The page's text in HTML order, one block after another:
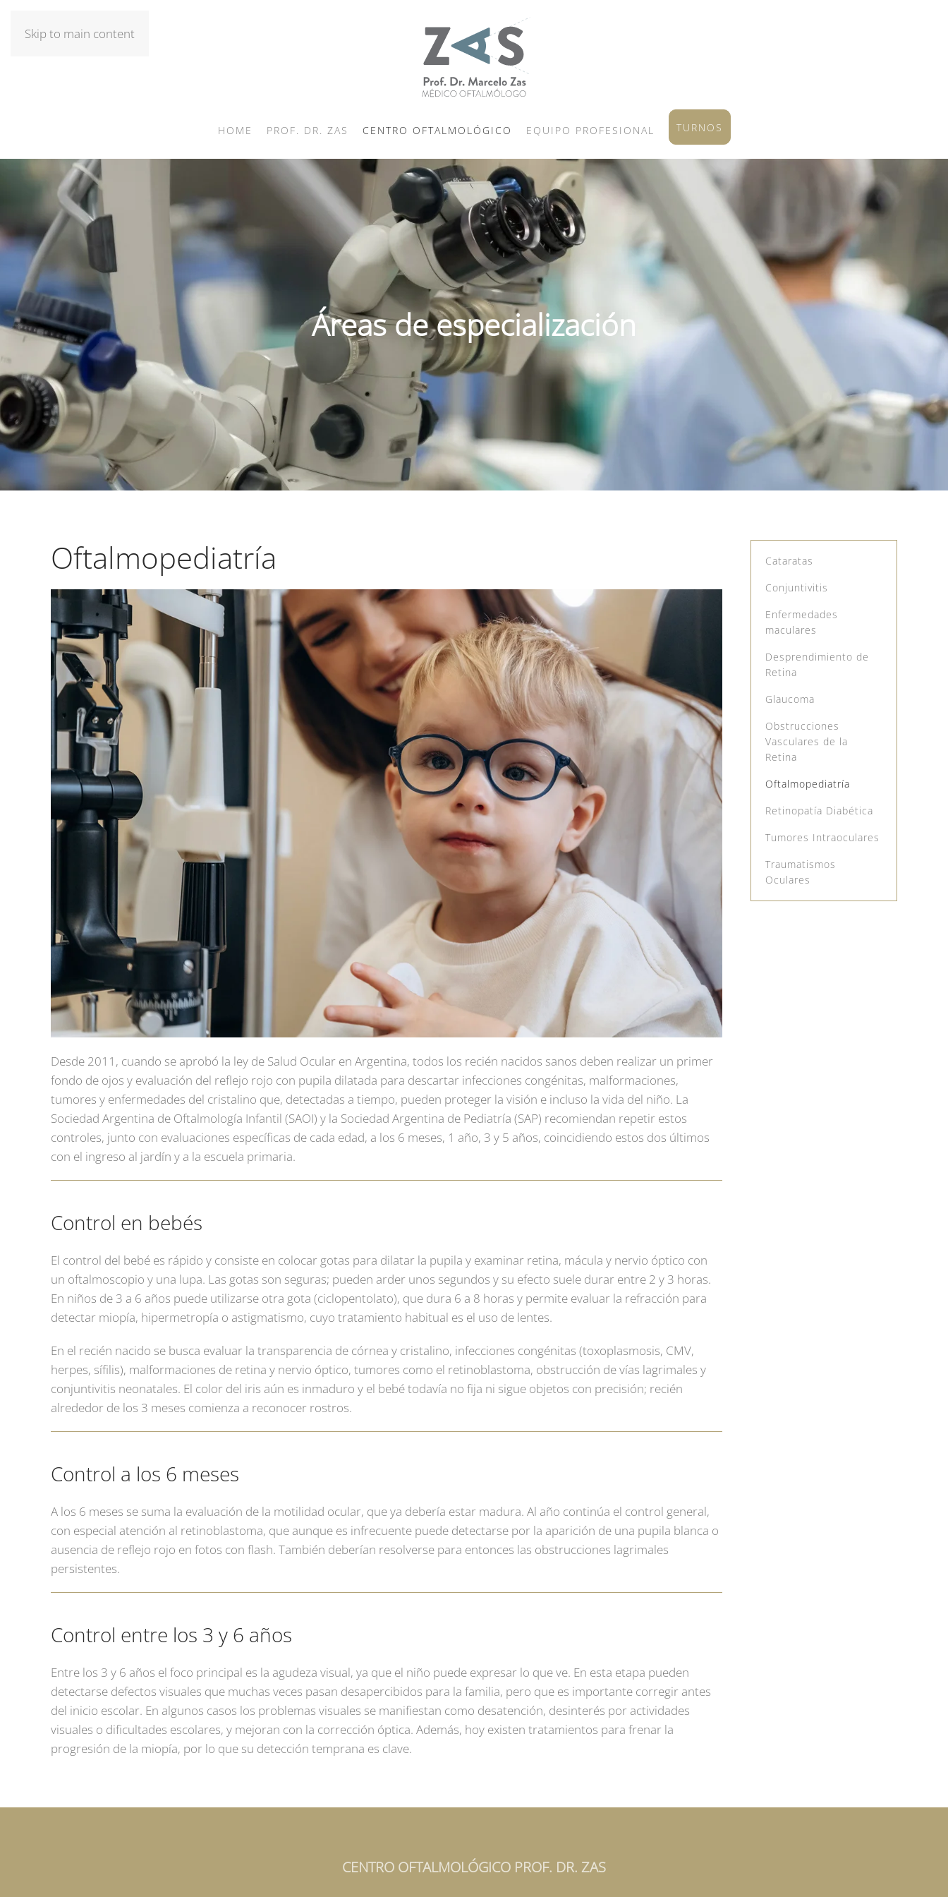
Skip to main content
HOME PROF. DR. ZAS CENTRO OFTALMOLÓGICO EQUIPO PROFESIONAL TURNOS
Áreas de especialización
Oftalmopediatría
Desde 2011, cuando se aprobó la ley de Salud Ocular en Argentina, todos los recién nacidos sanos deben realizar un primer
fondo de ojos y evaluación del reflejo rojo con pupila dilatada para descartar infecciones congénitas, malformaciones,
tumores y enfermedades del cristalino que, detectadas a tiempo, pueden proteger la visión e incluso la vida del niño. La
Sociedad Argentina de Oftalmología Infantil (SAOI) y la Sociedad Argentina de Pediatría (SAP) recomiendan repetir estos
controles, junto con evaluaciones específicas de cada edad, a los 6 meses, 1 año, 3 y 5 años, coincidiendo estos dos últimos
con el ingreso al jardín y a la escuela primaria.
Control en bebés
El control del bebé es rápido y consiste en colocar gotas para dilatar la pupila y examinar retina, mácula y nervio óptico con
un oftalmoscopio y una lupa. Las gotas son seguras; pueden arder unos segundos y su efecto suele durar entre 2 y 3 horas.
En niños de 3 a 6 años puede utilizarse otra gota (ciclopentolato), que dura 6 a 8 horas y permite evaluar la refracción para
detectar miopía, hipermetropía o astigmatismo, cuyo tratamiento habitual es el uso de lentes.
En el recién nacido se busca evaluar la transparencia de córnea y cristalino, infecciones congénitas (toxoplasmosis, CMV,
herpes, sífilis), malformaciones de retina y nervio óptico, tumores como el retinoblastoma, obstrucción de vías lagrimales y
conjuntivitis neonatales. El color del iris aún es inmaduro y el bebé todavía no fija ni sigue objetos con precisión; recién
alrededor de los 3 meses comienza a reconocer rostros.
Control a los 6 meses
A los 6 meses se suma la evaluación de la motilidad ocular, que ya debería estar madura. Al año continúa el control general,
con especial atención al retinoblastoma, que aunque es infrecuente puede detectarse por la aparición de una pupila blanca o
ausencia de reflejo rojo en fotos con flash. También deberían resolverse para entonces las obstrucciones lagrimales
persistentes.
Control entre los 3 y 6 años
Entre los 3 y 6 años el foco principal es la agudeza visual, ya que el niño puede expresar lo que ve. En esta etapa pueden
detectarse defectos visuales que muchas veces pasan desapercibidos para la familia, pero que es importante corregir antes
del inicio escolar. En algunos casos los problemas visuales se manifiestan como desatención, desinterés por actividades
visuales o dificultades escolares, y mejoran con la corrección óptica. Además, hoy existen tratamientos para frenar la
progresión de la miopía, por lo que su detección temprana es clave.
Cataratas
Conjuntivitis
Enfermedades
maculares
Desprendimiento de
Retina
Glaucoma
Obstrucciones
Vasculares de la
Retina
Oftalmopediatría
Retinopatía Diabética
Tumores Intraoculares
Traumatismos
Oculares
CENTRO OFTALMOLÓGICO PROF. DR. ZAS